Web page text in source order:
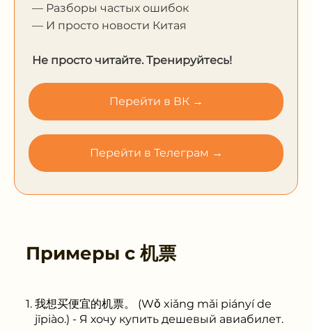
— Разборы частых ошибок
— И просто новости Китая
Не просто читайте. Тренируйтесь!
Перейти в ВК →
Перейти в Телеграм →
Примеры с 机票
我想买便宜的机票。 (Wǒ xiǎng mǎi piányí de
jīpiào.) - Я хочу купить дешевый авиабилет.